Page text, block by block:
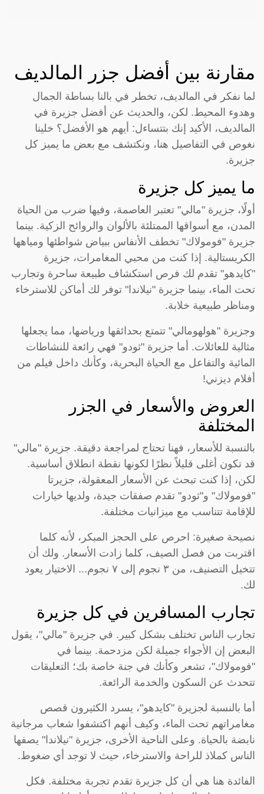
مقارنة بين أفضل جزر المالديف
لما نفكر في المالديف، تخطر في بالنا بساطة الجمال
وهدوء المحيط. لكن، والحديث عن أفضل جزيرة في
المالديف، الأكيد إنك بتتساءل: أيهم هو الأفضل؟ خلينا
نغوص في التفاصيل هنا، ونكتشف مع بعض ما يميز كل
جزيرة.
ما يميز كل جزيرة
أولًا، جزيرة "مالي" تعتبر العاصمة، وفيها ضرب من الحياة
المدن، مع أسواقها الممتلئة بالألوان والروائح الزكية. بينما
جزيرة "فومولاك" تخطف الأنفاس ببياض شواطئها ومياهها
الكريستالية. إذا كنت من محبي المغامرات، جزيرة
"كايدهو" تقدم لك فرص استكشاف طبيعة ساحرة وتجارب
تحت الماء، بينما جزيرة "نيلاندا" توفر لك أماكن للاسترخاء
ومناظر طبيعية خلابة.
وجزيرة "هولهومالي" تتمتع بحدائقها ورياضها، مما يجعلها
مثالية للعائلات. أما جزيرة "ثودو" فهي رائعة للنشاطات
المائية والتفاعل مع الحياة البحرية، وكأنك داخل فيلم من
أفلام ديزني!
العروض والأسعار في الجزر
المختلفة
بالنسبة للأسعار، فهنا تحتاج لمراجعة دقيقة. جزيرة "مالي"
قد تكون أغلى قليلاً نظرًا لكونها نقطة انطلاق أساسية.
لكن، إذا كنت تبحث عن الأسعار المعقولة، جزيرتا
"فومولاك" و"ثودو" تقدم صفقات جيدة، ولديها خيارات
للإقامة تتناسب مع ميزانيات مختلفة.
نصيحة صغيرة: احرص على الحجز المبكر، لأنه كلما
اقتربت من فصل الصيف، كلما زادت الأسعار. ولك أن
تتخيل التصنيف، من ٣ نجوم إلى ٧ نجوم... الاختيار يعود
لك.
تجارب المسافرين في كل جزيرة
تجارب الناس تختلف بشكل كبير. في جزيرة "مالي"، يقول
البعض إن الأجواء جميلة لكن مزدحمة. بينما في
"فومولاك"، تشعر وكأنك في جنة خاصة بك؛ التعليقات
تتحدث عن السكون والخدمة الرائعة.
أما بالنسبة لجزيرة "كايدهو"، يسرد الكثيرون قصص
مغامراتهم تحت الماء، وكيف أنهم اكتشفوا شعاب مرجانية
نابضة بالحياة. وعلى الناحية الأخرى، جزيرة "نيلاندا" يصفها
الناس كملاذ للراحة والاسترخاء، حيث لا توجد أي ضغوط.
الفائدة هنا هي أن كل جزيرة تقدم تجربة مختلفة. فكل